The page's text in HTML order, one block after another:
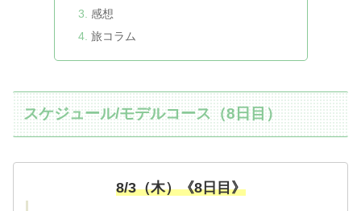
感想
旅コラム
スケジュール/モデルコース（8日目）
8/3（木）《8日目》